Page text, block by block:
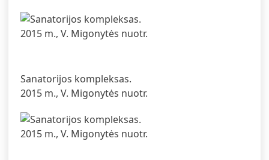
Sanatorijos kompleksas.
2015 m., V. Migonytės nuotr.